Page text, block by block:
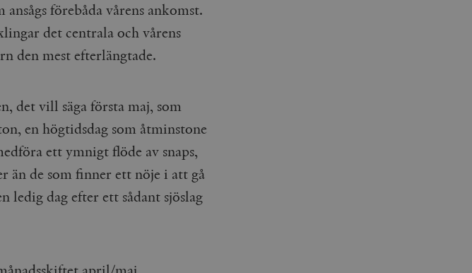
förebåda vårens ankomst.
det centrala och vårens
den mest efterlängtade.
det vill säga första maj, som
en högtidsdag som åtminstone
ett ymnigt flöde av snaps,
än de som finner ett nöje i att gå
ledig dag efter ett sådant sjöslag